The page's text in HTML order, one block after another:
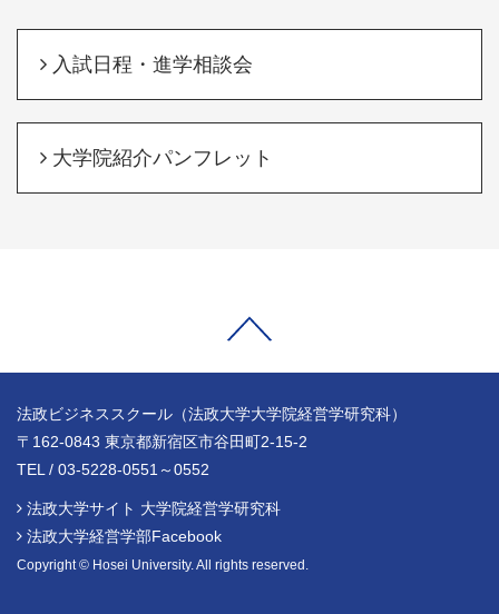
入試日程・進学相談会
大学院紹介パンフレット
法政ビジネススクール（法政大学大学院経営学研究科）
〒162-0843 東京都新宿区市谷田町2-15-2
TEL / 03-5228-0551～0552
法政大学サイト 大学院経営学研究科
法政大学経営学部Facebook
Copyright © Hosei University. All rights reserved.